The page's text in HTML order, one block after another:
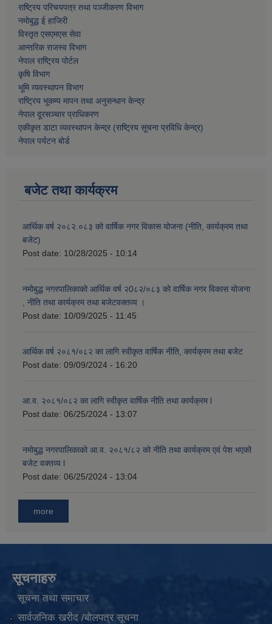
राष्ट्रिय परिचयपत्र तथा पञ्जीकरण विभाग
नमाेबुद्ध ई हाजिरी
विस्तृत एसएमएस सेवा
आन्तरिक राजस्व विभाग
नेपाल राष्ट्रिय पोर्टल
कृषि विभाग
भूमि व्यवस्थापन विभाग
राष्ट्रिय भूकम्प मापन तथा अनुसन्धान केन्द्र
नेपाल दूरसञ्चार प्राधिकरण
एकीकृत डाटा व्यवस्थापन केन्द्र (राष्ट्रिय सूचना प्रविधि केन्द्र)
नेपाल पर्यटन बोर्ड
बजेट तथा कार्यक्रम
आर्थिक वर्ष २०८२.०८३ को वार्षिक नगर विकास योजना (नीति, कार्यक्रम तथा
बजेट)
Post date: 10/28/2025 - 10:14
नमोबुद्ध नगरपालिकाको आर्थिक वर्ष २0८२/०८३ को वार्षिक नगर विकास योजना
, नीति तथा कार्यक्रम तथा बजेटवक्तव्य ।
Post date: 10/09/2025 - 11:45
आर्थिक वर्ष २०८१/०८२ का लागि स्वीकृत वार्षिक नीति, कार्यक्रम तथा बजेट
Post date: 09/09/2024 - 16:20
आ.व. २०८१/०८२ का लागि स्वीकृत वार्षिक नीति तथा कार्यक्रम l
Post date: 06/25/2024 - 13:07
नमोबुद्ध नगरपालिकाको आ‍.व. २०८१/८२ को नीति तथा कार्यक्रम एवं पेश भएको
बजेट वक्तव्य l
Post date: 06/25/2024 - 13:04
more
सूचनाहरु
सूचना तथा समाचार
सार्वजनिक खरीद /बोलपत्र सूचना